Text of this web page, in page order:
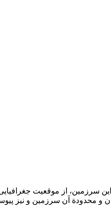
از موقعیت جغرافیایی
محدودة آن سرزمین و نیز